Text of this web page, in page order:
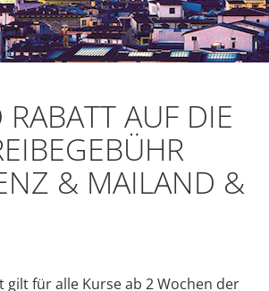
AUF DIE
& MAILAND &
gilt für alle Kurse ab 2 Wochen der